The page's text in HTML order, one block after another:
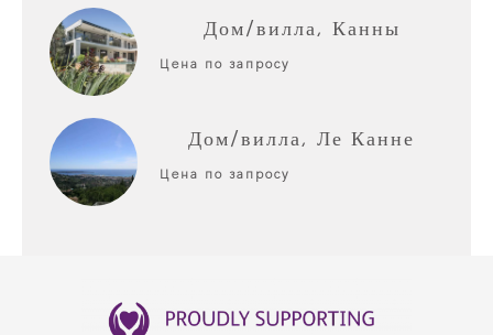
Дом/вилла, Канны
Цена по запросу
Дом/вилла, Ле Канне
Цена по запросу